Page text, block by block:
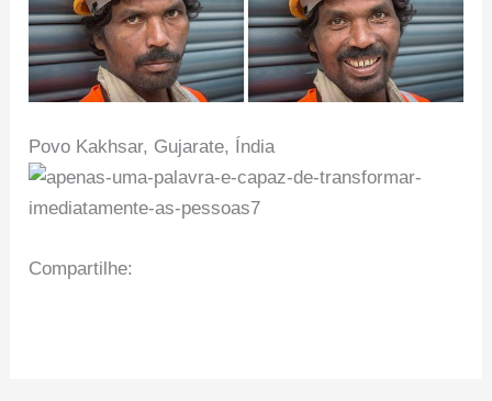
Povo Kakhsar, Gujarate, Índia
Compartilhe: